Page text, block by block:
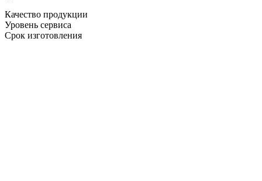
Качество продукции
Уровень сервиса
Срок изготовления